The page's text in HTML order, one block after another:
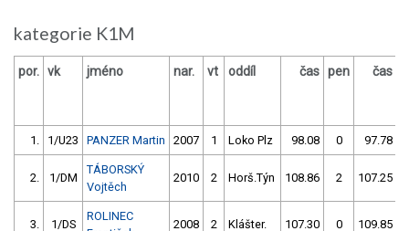
kategorie K1M
por. vk jméno nar. vt oddíl čas pen čas
1. 1/U23 PANZER Martin 2007 1 Loko Plz 98.08 0 97.78
2. 1/DM
TÁBORSKÝ
Vojtěch
2010 2 Horš.Týn 108.86 2 107.25
3. 1/DS
ROLINEC
2008 2 Klášter. 107.30 0 109.85